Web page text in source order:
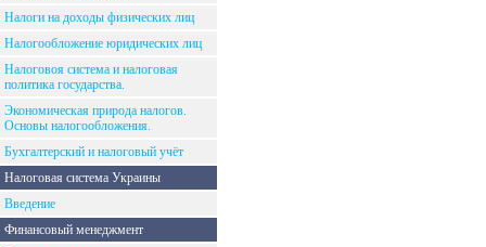
Налоги на доходы физических лиц
Налогообложение юридических лиц
Налоговоя система и налоговая
политика государства.
Экономическая природа налогов.
Основы налогообложения.
Бухгалтерский и налоговый учёт
Налоговая система Украины
Введение
Финансовый менеджмент